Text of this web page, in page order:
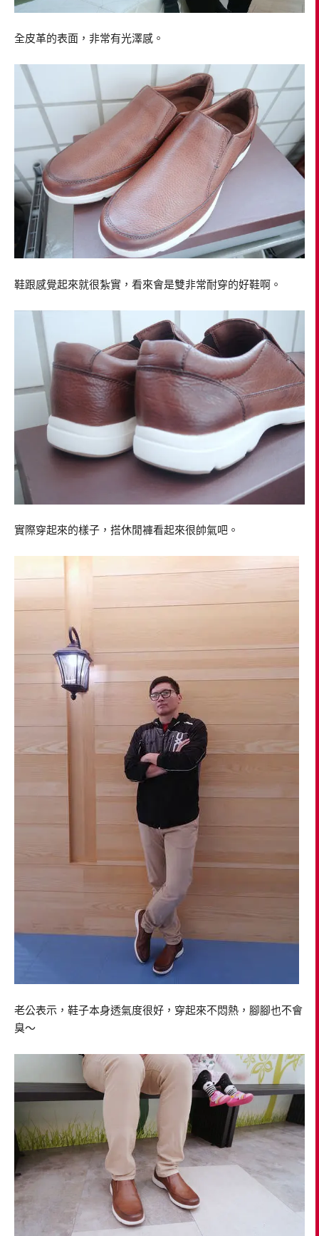
全皮革的表面，非常有光澤感。
鞋跟感覺起來就很紮實，看來會是雙非常耐穿的好鞋啊。
實際穿起來的樣子，搭休閒褲看起來很帥氣吧。
老公表示，鞋子本身透氣度很好，穿起來不悶熱，腳腳也不會
臭～